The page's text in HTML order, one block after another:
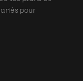
pour